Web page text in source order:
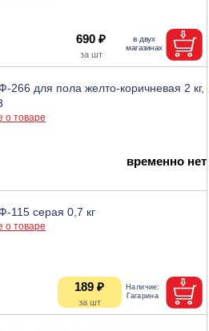
690 ₽
266 для пола желто-коричневая 2 кг,
о товаре
временно нет
115 серая 0,7 кг
о товаре
189 ₽